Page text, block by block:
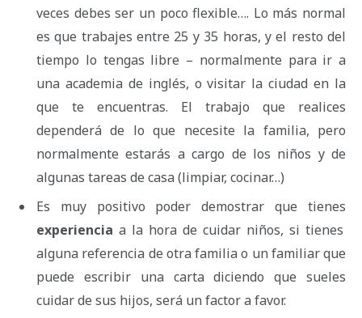
veces debes ser un poco flexible…. Lo más normal
es que trabajes entre 25 y 35 horas, y el resto del
tiempo lo tengas libre – normalmente para ir a
una academia de inglés, o visitar la ciudad en la
que te encuentras. El trabajo que realices
dependerá de lo que necesite la familia, pero
normalmente estarás a cargo de los niños y de
algunas tareas de casa (limpiar, cocinar…)
Es muy positivo poder demostrar que tienes
experiencia a la hora de cuidar niños, si tienes
alguna referencia de otra familia o un familiar que
puede escribir una carta diciendo que sueles
cuidar de sus hijos, será un factor a favor.